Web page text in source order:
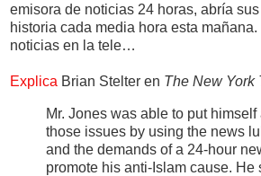
emisora de noticias 24 horas, abría
historia cada media hora esta
noticias en la tele…
Explica Brian Stelter en The New York
Mr. Jones was able to put himself
those issues by using the news
and the demands of a 24-hour
promote his anti-Islam cause. He